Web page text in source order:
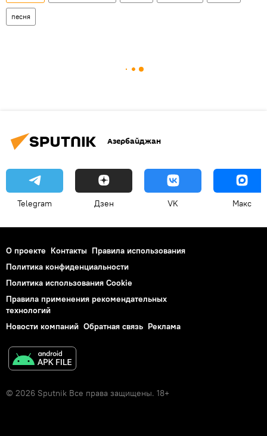
песня
Азербайджан
Telegram Дзен VK Макс
О проекте Контакты Правила использования
Политика конфиденциальности
Политика использования Cookie
Правила применения рекомендательных
технологий
Новости компаний Обратная связь Реклама
© 2026 Sputnik Все права защищены. 18+